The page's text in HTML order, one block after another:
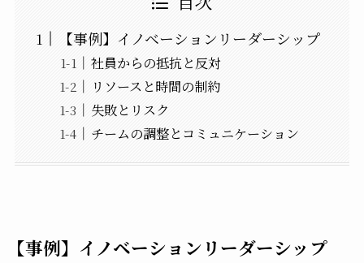
【事例】イノベーションリーダーシップ
社員からの抵抗と反対
リソースと時間の制約
失敗とリスク
チームの調整とコミュニケーション
【事例】イノベーションリーダーシップ